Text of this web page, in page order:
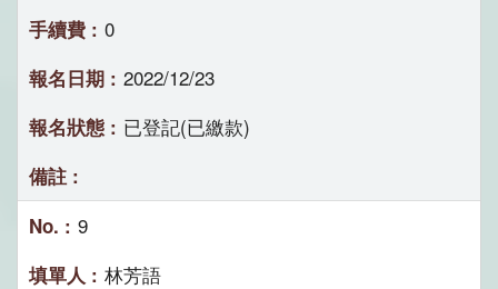
0
2022/12/23
已登記(已繳款)
9
林芳語